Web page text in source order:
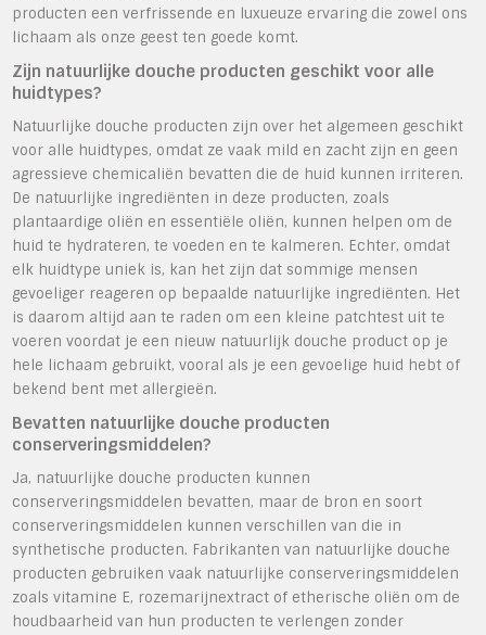
producten een verfrissende en luxueuze ervaring die zowel ons
lichaam als onze geest ten goede komt.
Zijn natuurlijke douche producten geschikt voor alle
huidtypes?
Natuurlijke douche producten zijn over het algemeen geschikt
voor alle huidtypes, omdat ze vaak mild en zacht zijn en geen
agressieve chemicaliën bevatten die de huid kunnen irriteren.
De natuurlijke ingrediënten in deze producten, zoals
plantaardige oliën en essentiële oliën, kunnen helpen om de
huid te hydrateren, te voeden en te kalmeren. Echter, omdat
elk huidtype uniek is, kan het zijn dat sommige mensen
gevoeliger reageren op bepaalde natuurlijke ingrediënten. Het
is daarom altijd aan te raden om een ​​kleine patchtest uit te
voeren voordat je een nieuw natuurlijk douche product op je
hele lichaam gebruikt, vooral als je een gevoelige huid hebt of
bekend bent met allergieën.
Bevatten natuurlijke douche producten
conserveringsmiddelen?
Ja, natuurlijke douche producten kunnen
conserveringsmiddelen bevatten, maar de bron en soort
conserveringsmiddelen kunnen verschillen van die in
synthetische producten. Fabrikanten van natuurlijke douche
producten gebruiken vaak natuurlijke conserveringsmiddelen
zoals vitamine E, rozemarijnextract of etherische oliën om de
houdbaarheid van hun producten te verlengen zonder